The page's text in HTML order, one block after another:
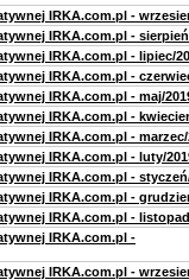
IRKA.com.pl -
IRKA.com.pl -
IRKA.com.pl - lipiec/
IRKA.com.pl -
IRKA.com.pl - maj/
IRKA.com.pl -
IRKA.com.pl - marzec/
IRKA.com.pl - luty/
IRKA.com.pl -
IRKA.com.pl -
IRKA.com.pl -
IRKA.com.pl -
IRKA.com.pl -